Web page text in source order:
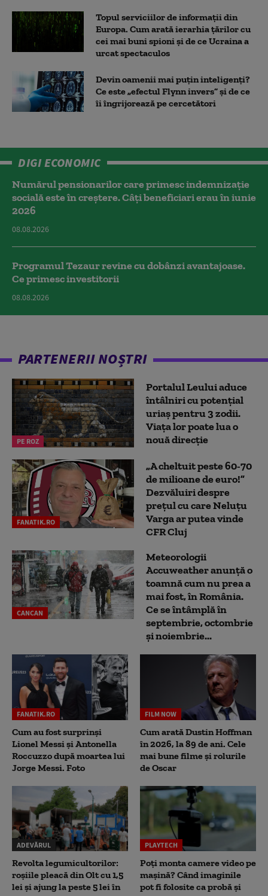
Topul serviciilor de informații din
Europa. Cum arată ierarhia țărilor cu
cei mai buni spioni și de ce Ucraina a
urcat spectaculos
Devin oamenii mai puțin inteligenți?
Ce este „efectul Flynn invers” și de ce
îi îngrijorează pe cercetători
DIGI ECONOMIC
Numărul pensionarilor care primesc indemnizaţie
socială este în creștere. Câți beneficiari erau în iunie
2026
08.08.2026
Programul Tezaur revine cu dobânzi avantajoase.
Ce primesc investitorii
08.08.2026
PARTENERII NOȘTRI
PE ROZ
Portalul Leului aduce
întâlniri cu potențial
uriaș pentru 3 zodii.
Viața lor poate lua o
nouă direcție
FANATIK.RO
„A cheltuit peste 60-70
de milioane de euro!”
Dezvăluiri despre
prețul cu care Neluțu
Varga ar putea vinde
CFR Cluj
CANCAN
Meteorologii
Accuweather anunță o
toamnă cum nu prea a
mai fost, în România.
Ce se întâmplă în
septembrie, octombrie
și noiembrie...
FANATIK.RO
Cum au fost surprinși
Lionel Messi și Antonella
Roccuzzo după moartea lui
Jorge Messi. Foto
FILM NOW
Cum arată Dustin Hoffman
în 2026, la 89 de ani. Cele
mai bune filme și rolurile
de Oscar
ADEVĂRUL
Revolta legumicultorilor:
roșiile pleacă din Olt cu 1,5
lei și ajung la peste 5 lei în
PLAYTECH
Poți monta camere video pe
mașină? Când imaginile
pot fi folosite ca probă și